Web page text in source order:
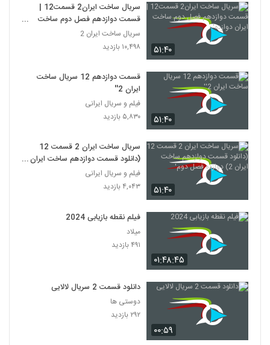
۵۱:۴۰
سریال ساخت ایران2 قسمت12 |
قسمت دوازدهم فصل دوم ساخت
ایران دوازده'.
سریال ساخت ایران 2
۱۰,۴۹۸ بازدید
۵۱:۴۰
قسمت دوازدهم 12 سریال ساخت
ایران 2''
فیلم و سریال ایرانی
۵,۸۳۰ بازدید
۵۱:۴۰
سریال ساخت ایران 2 قسمت 12
(دانلود قسمت دوازدهم ساخت ایران
2) دوازده فصل دوم'
فیلم و سریال ایرانی
۴,۰۴۳ بازدید
۰۱:۴۸:۴۵
فیلم نقطه بازیابی 2024
میلاد
۴۹۱ بازدید
۰۰:۵۹
دانلود قسمت 2 سریال لالایی
دوستی ها
۲۹۲ بازدید